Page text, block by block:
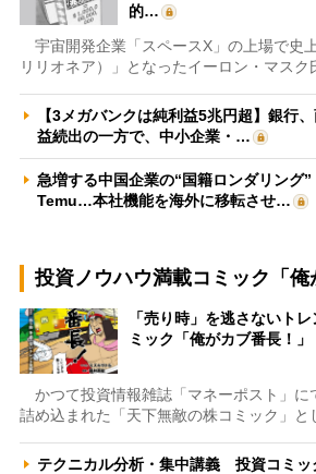
的…
宇宙開発企業「スペースX」の上場で史
リリオネア）」となったイーロン・マスク
【3メガバンクは純利益5兆円超】銀行
益続出の一方で、中小企業・…
急増する中国企業の“国籍ロンダリング
Temu…本社機能を海外に移転させ…
投資ノウハウ満載コミック「俺
「売り時」を逃さないト
ミック「俺がカブ番長！」
かつて投資情報雑誌「マネーポスト」に
詰め込まれた「天下無敵の株コミック」と
テクニカル分析・集中講義 投資コミッ